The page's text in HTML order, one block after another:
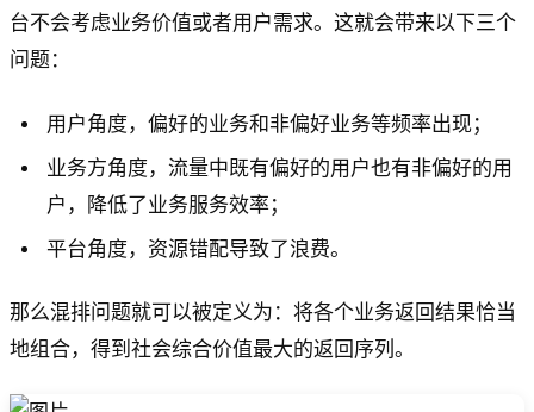
台不会考虑业务价值或者用户需求。这就会带来以下三个
问题：
用户角度，偏好的业务和非偏好业务等频率出现；
业务方角度，流量中既有偏好的用户也有非偏好的用
户，降低了业务服务效率；
平台角度，资源错配导致了浪费。
那么混排问题就可以被定义为：将各个业务返回结果恰当
地组合，得到社会综合价值最大的返回序列。